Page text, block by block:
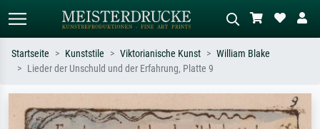
Suchen Sie nach Künstlern, Werktiteln
oder Stilen – z.B. Monet,
Beschreiben Sie die Szene – z.B. Grüne
Wiese, Abstrakt mit viel Rot, Dunkles
Startseite Kunststile Viktorianische Kunst
William Blake
Lieder der Unschuld und der Erfahrung, Platte 9